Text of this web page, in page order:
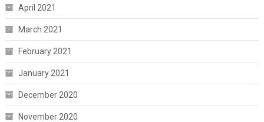
April 2021
March 2021
February 2021
January 2021
December 2020
November 2020